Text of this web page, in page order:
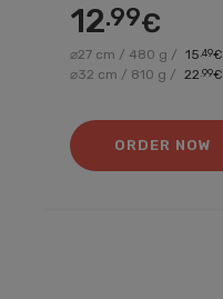
12.99€
⌀27 cm / 480 g / 15.49€
⌀32 cm / 810 g / 22.99€
ORDER NOW